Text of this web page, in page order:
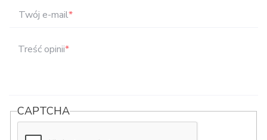
Twój e-mail*
Treść opinii*
CAPTCHA